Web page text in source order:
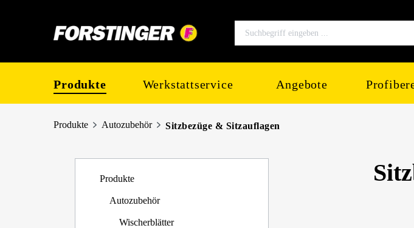
Produkte Werkstattservice Angebote
Produkte Autozubehör Sitzbezüge & Sitzauflagen
Produkte
Autozubehör
Wischerblätter